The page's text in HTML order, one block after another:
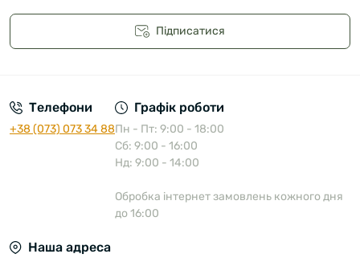
Підписатися
Телефони
+38 (073) 073 34 88
Графік роботи
Пн - Пт: 9:00 - 18:00
Сб: 9:00 - 16:00
Нд: 9:00 - 14:00
Обробка інтернет замовлень кожного дня
до 16:00
Наша адреса